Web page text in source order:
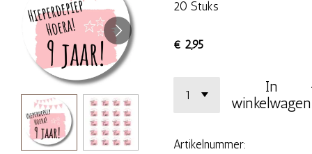
20 Stuks
€ 2,95
In
winkelwagen
Artikelnummer: